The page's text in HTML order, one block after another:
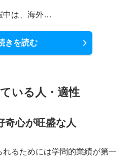
中は、海外…
きを読む
いる人・適性
奇心が旺盛な人
るためには学問的業績が第一